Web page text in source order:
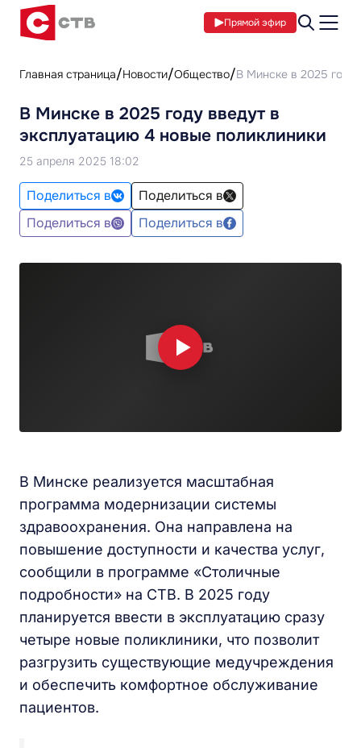
Прямой эфир
Главная страница Новости Общество В Минске в 2025 году
В Минске в 2025 году введут в
эксплуатацию 4 новые поликлиники
25 апреля 2025 18:02
Поделиться в
Поделиться в
Поделиться в
Поделиться в
В Минске реализуется масштабная
программа модернизации системы
здравоохранения. Она направлена на
повышение доступности и качества услуг,
сообщили в программе «Столичные
подробности» на СТВ. В 2025 году
планируется ввести в эксплуатацию сразу
четыре новые поликлиники, что позволит
разгрузить существующие медучреждения
и обеспечить комфортное обслуживание
пациентов.